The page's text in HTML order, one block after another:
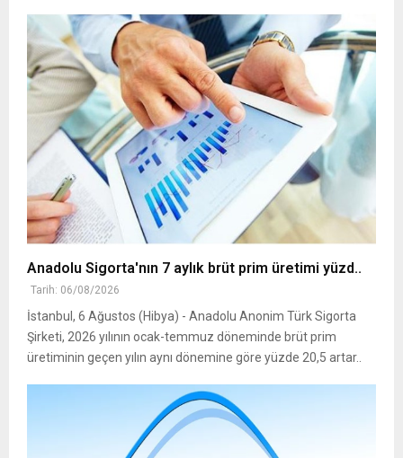
Anadolu Sigorta'nın 7 aylık brüt prim üretimi yüzd..
Tarih: 06/08/2026
İstanbul, 6 Ağustos (Hibya) - Anadolu Anonim Türk Sigorta
Şirketi, 2026 yılının ocak-temmuz döneminde brüt prim
üretiminin geçen yılın aynı dönemine göre yüzde 20,5 artar..